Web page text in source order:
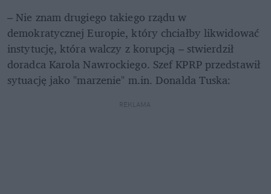
– Nie znam drugiego takiego rządu w
demokratycznej Europie, który chciałby likwidować
instytucję, która walczy z korupcją – stwierdził
doradca Karola Nawrockiego. Szef KPRP przedstawił
sytuację jako "marzenie" m.in. Donalda Tuska:
REKLAMA